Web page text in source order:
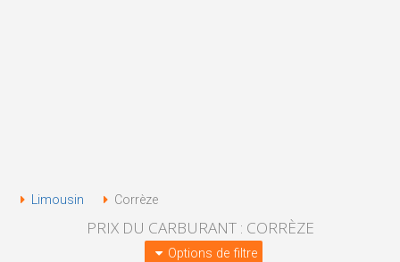
Limousin Corrèze
PRIX DU CARBURANT : CORRÈZE
Options de filtre